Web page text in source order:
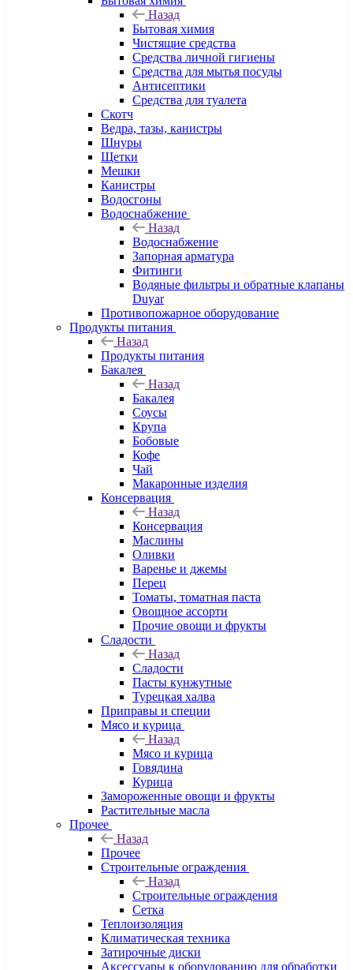
Назад
Бытовая химия
Чистящие средства
Средства личной гигиены
Средства для мытья посуды
Антисептики
Средства для туалета
Скотч
Ведра, тазы, канистры
Шнуры
Щетки
Мешки
Канистры
Водосгоны
Водоснабжение
Назад
Водоснабжение
Запорная арматура
Фитинги
Водяные фильтры и обратные клапаны
Duyar
Противопожарное оборудование
Продукты питания
Назад
Продукты питания
Бакалея
Назад
Бакалея
Соусы
Крупа
Бобовые
Кофе
Чай
Макаронные изделия
Консервация
Назад
Консервация
Маслины
Оливки
Варенье и джемы
Перец
Томаты, томатная паста
Овощное ассорти
Прочие овощи и фрукты
Сладости
Назад
Сладости
Пасты кунжутные
Турецкая халва
Приправы и специи
Мясо и курица
Назад
Мясо и курица
Говядина
Курица
Замороженные овощи и фрукты
Растительные масла
Прочее
Назад
Прочее
Строительные ограждения
Назад
Строительные ограждения
Сетка
Теплоизоляция
Климатическая техника
Затирочные диски
Аксессуары к оборудованию для обработки